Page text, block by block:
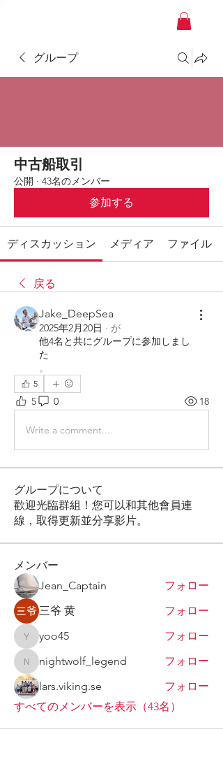
グループ
中古船取引
公開 · 43名のメンバー
参加する
ディスカッション メディア ファイル
戻る
Jake_DeepSea
2025年2月20日 · が
他4名と共にグループに参加しまし
た
。
5
5 0 18
Write a comment...
グループについて
歡迎光臨群組！您可以和其他會員連
線，取得更新並分享影片。
メンバー
Jean_Captain
フォロー
三爷 黄
フォロー
yoo45yoo45 フォロー
nightwolf_legend
nightwolf_legend
フォロー
lars.viking.se
フォロー
すべてのメンバーを表示（43名）